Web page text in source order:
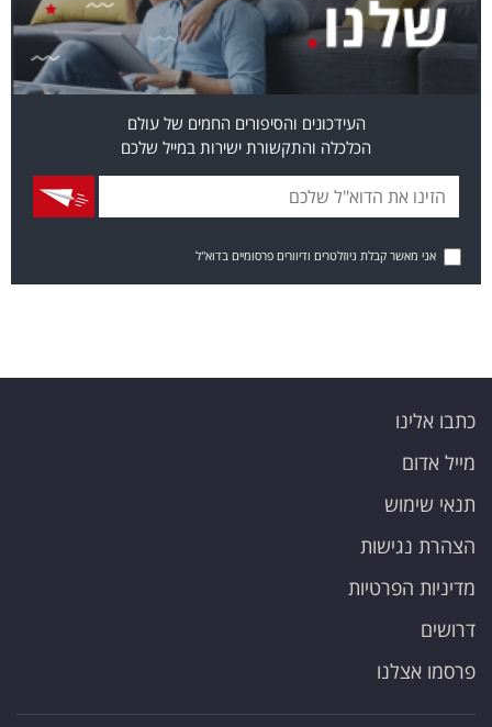
העידכונים והסיפורים החמים של עולם
הכלכלה והתקשורת ישירות במייל שלכם
אני מאשר קבלת ניוזלטרים ודיוורים פרסומיים בדוא"ל
כתבו אלינו
מייל אדום
תנאי שימוש
הצהרת נגישות
מדיניות הפרטיות
דרושים
פרסמו אצלנו